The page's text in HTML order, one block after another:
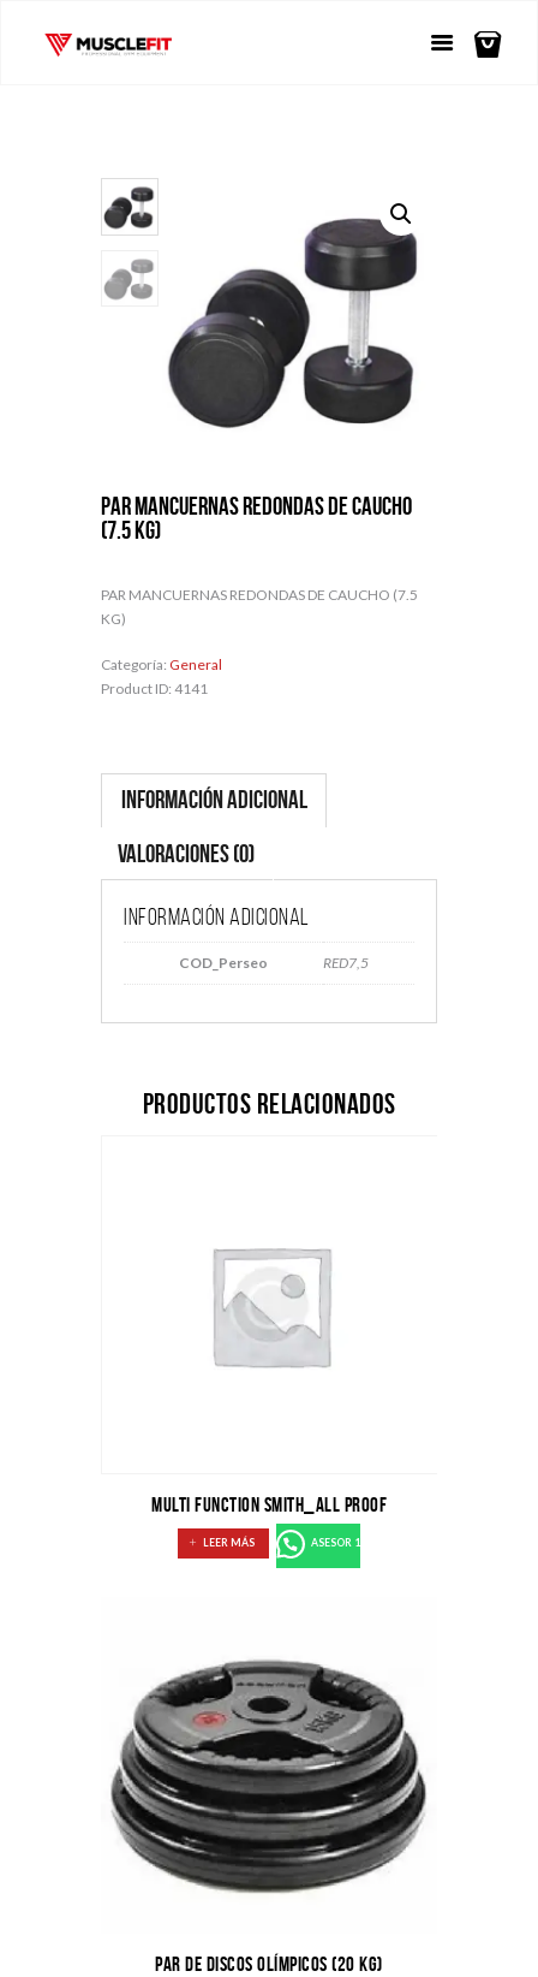
PAR MANCUERNAS REDONDAS DE CAUCHO
(7.5 KG)
PAR MANCUERNAS REDONDAS DE CAUCHO (7.5
KG)
Categoría: General
Product ID: 4141
Información adicional
Valoraciones (0)
Información adicional
COD_Perseo RED7,5
Productos relacionados
Multi Function Smith_ALL PROOF
LEER MÁS ASESOR 1
PAR DE DISCOS OLÍMPICOS (20 KG)